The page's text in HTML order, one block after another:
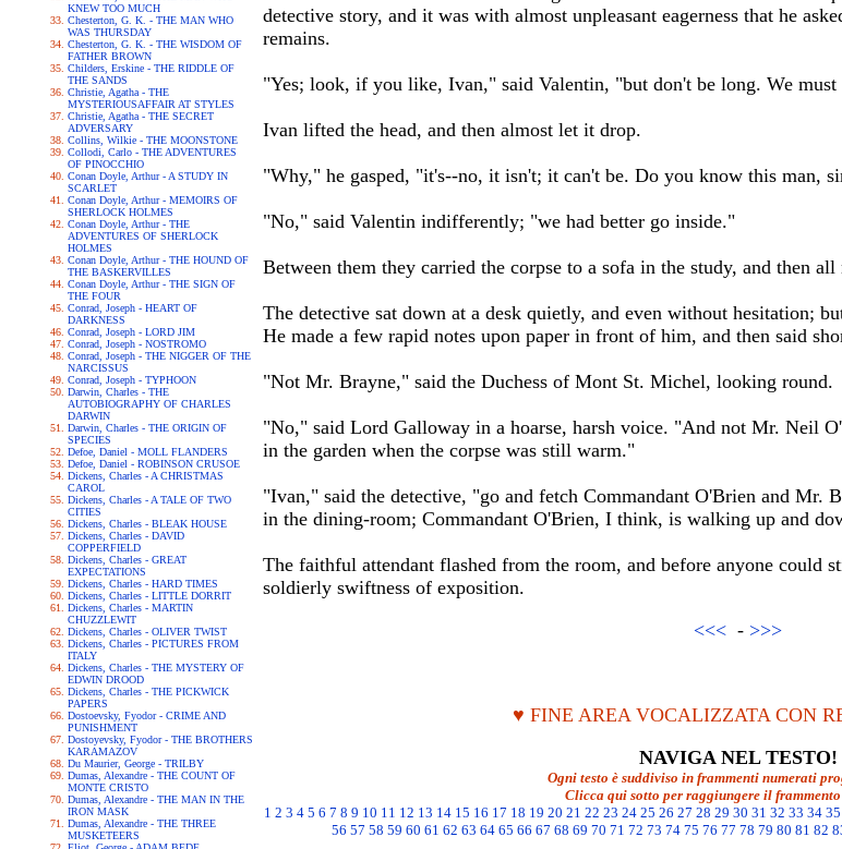
KNEW TOO MUCH
Chesterton, G. K. - THE MAN WHO
WAS THURSDAY
Chesterton, G. K. - THE WISDOM OF
FATHER BROWN
Childers, Erskine - THE RIDDLE OF
THE SANDS
Christie, Agatha - THE
MYSTERIOUSAFFAIR AT STYLES
Christie, Agatha - THE SECRET
ADVERSARY
Collins, Wilkie - THE MOONSTONE
Collodi, Carlo - THE ADVENTURES
OF PINOCCHIO
Conan Doyle, Arthur - A STUDY IN
SCARLET
Conan Doyle, Arthur - MEMOIRS OF
SHERLOCK HOLMES
Conan Doyle, Arthur - THE
ADVENTURES OF SHERLOCK
HOLMES
Conan Doyle, Arthur - THE HOUND OF
THE BASKERVILLES
Conan Doyle, Arthur - THE SIGN OF
THE FOUR
Conrad, Joseph - HEART OF
DARKNESS
Conrad, Joseph - LORD JIM
Conrad, Joseph - NOSTROMO
Conrad, Joseph - THE NIGGER OF THE
NARCISSUS
Conrad, Joseph - TYPHOON
Darwin, Charles - THE
AUTOBIOGRAPHY OF CHARLES
DARWIN
Darwin, Charles - THE ORIGIN OF
SPECIES
Defoe, Daniel - MOLL FLANDERS
Defoe, Daniel - ROBINSON CRUSOE
Dickens, Charles - A CHRISTMAS
CAROL
Dickens, Charles - A TALE OF TWO
CITIES
Dickens, Charles - BLEAK HOUSE
Dickens, Charles - DAVID
COPPERFIELD
Dickens, Charles - GREAT
EXPECTATIONS
Dickens, Charles - HARD TIMES
Dickens, Charles - LITTLE DORRIT
Dickens, Charles - MARTIN
CHUZZLEWIT
Dickens, Charles - OLIVER TWIST
Dickens, Charles - PICTURES FROM
ITALY
Dickens, Charles - THE MYSTERY OF
EDWIN DROOD
Dickens, Charles - THE PICKWICK
PAPERS
Dostoevsky, Fyodor - CRIME AND
PUNISHMENT
Dostoyevsky, Fyodor - THE BROTHERS
KARAMAZOV
Du Maurier, George - TRILBY
Dumas, Alexandre - THE COUNT OF
MONTE CRISTO
Dumas, Alexandre - THE MAN IN THE
IRON MASK
Dumas, Alexandre - THE THREE
MUSKETEERS
detective story, and it was with almost unpleasant eagerness that he
remains.
"Yes; look, if you like, Ivan," said Valentin, "but don't be long. We
Ivan lifted the head, and then almost let it drop.
"Why," he gasped, "it's--no, it isn't; it can't be. Do you know this man,
"No," said Valentin indifferently; "we had better go inside."
Between them they carried the corpse to a sofa in the study, and then
The detective sat down at a desk quietly, and even without hesitation;
He made a few rapid notes upon paper in front of him, and then said
"Not Mr. Brayne," said the Duchess of Mont St. Michel, looking round.
"No," said Lord Galloway in a hoarse, harsh voice. "And not Mr. Neil
in the garden when the corpse was still warm."
"Ivan," said the detective, "go and fetch Commandant O'Brien and Mr.
in the dining-room; Commandant O'Brien, I think, is walking up and
The faithful attendant flashed from the room, and before anyone could
soldierly swiftness of exposition.
<<< - >>>
♥ FINE AREA VOCALIZZATA CON
NAVIGA NEL TESTO!
Ogni testo è suddiviso in frammenti numerati
Clicca qui sotto per raggiungere il frammento
1 2 3 4 5 6 7 8 9 10 11 12 13 14 15 16 17 18 19 20 21 22 23 24 25 26 27 28 29 30 31 32 33 34 35
56 57 58 59 60 61 62 63 64 65 66 67 68 69 70 71 72 73 74 75 76 77 78 79 80 81 82